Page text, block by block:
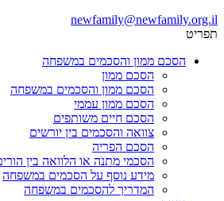
newfamily@newfamily.org.il
תפריט
הסכם ממון והסכמים במשפחה
הסכם ממון
הסכם ממון והסכמים במשפחה
הסכם ממון עממי
הסכם חיים משותפים
צוואה והסכמים בין יורשים
הסכם הפריה
הסכמי מתנה או הלוואה בין
מידע נוסף על הסכמים במשפחה
המדריך להסכמים במשפחה